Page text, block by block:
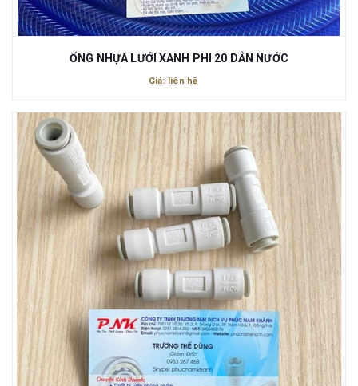
ỐNG NHỰA LƯỚI XANH PHI 20 DẪN NƯỚC
Giá: liên hệ